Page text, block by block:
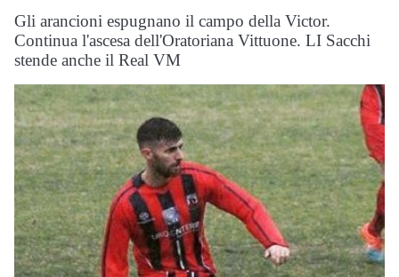
Gli arancioni espugnano il campo della Victor.
Continua l'ascesa dell'Oratoriana Vittuone. LI Sacchi
stende anche il Real VM